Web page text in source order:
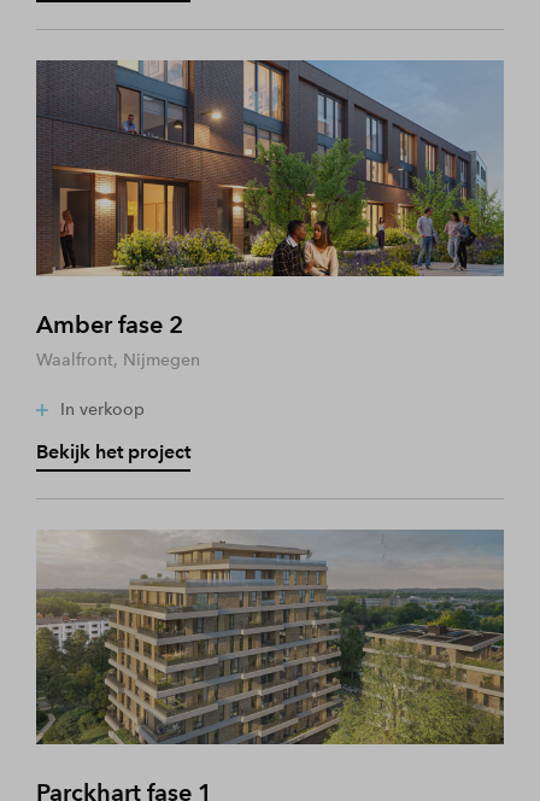
Amber fase 2
Waalfront, Nijmegen
In verkoop
Bekijk het project
Parckhart fase 1